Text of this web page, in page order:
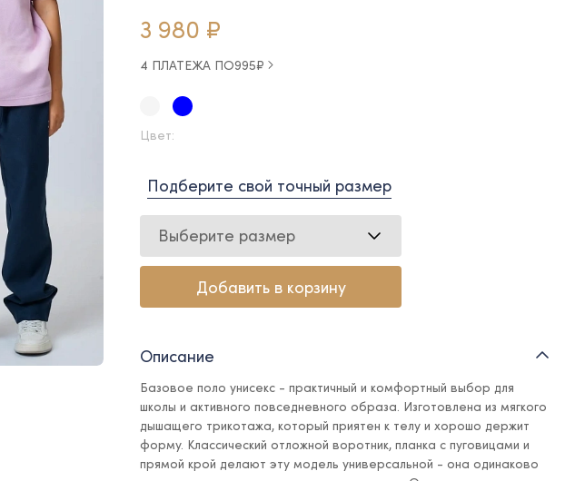
3 980 ₽
4 ПЛАТЕЖА ПО995₽
Цвет:
Подберите свой точный размер
Выберите размер
Добавить в корзину
Описание
Базовое поло унисекс - практичный и комфортный выбор для
школы и активного повседневного образа. Изготовлена из мягкого
дышащего трикотажа, который приятен к телу и хорошо держит
форму. Классический отложной воротник, планка с пуговицами и
прямой крой делают эту модель универсальной - она одинаково